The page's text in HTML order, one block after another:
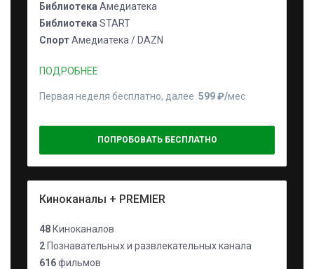
Библиотека Амедиатека
Библиотека START
СпортАмедиатека / DAZN
ПОДРОБНЕЕ
Первая неделя бесплатно, далее 599 ₽⁠/⁠мес
ПОПРОБОВАТЬ БЕСПЛАТНО
Киноканалы + PREMIER
48 Киноканалов
2 Познавательных и развлекательных канала
616фильмов